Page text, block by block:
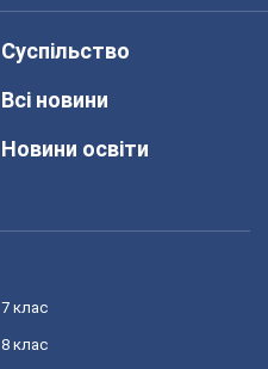
Суспільство
Всі новини
Новини освіти
7 клас
8 клас